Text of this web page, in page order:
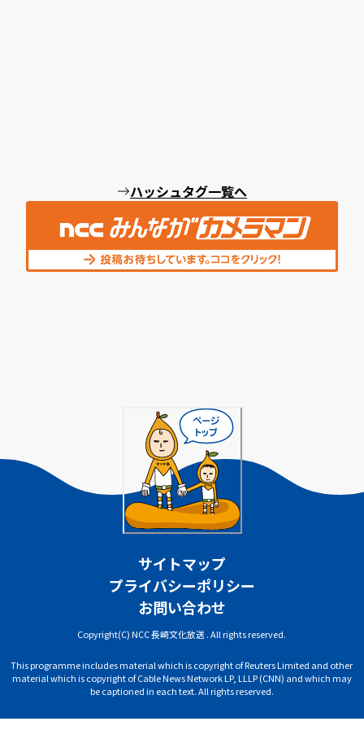
ハッシュタグ一覧へ
サイトマップ
プライバシーポリシー
お問い合わせ
Copyright(C) NCC 長崎文化放送 . All rights reserved.
This programme includes material which is copyright of Reuters Limited and other
material which is copyright of Cable News Network LP, LLLP (CNN) and which may
be captioned in each text. All rights reserved.